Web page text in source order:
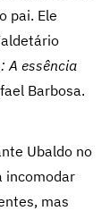
pai. Ele
A essência
Barbosa.
Ubaldo no
incomodar
mas